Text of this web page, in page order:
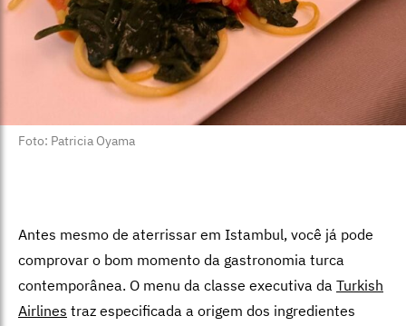
Foto: Patricia Oyama
Antes mesmo de aterrissar em Istambul, você já pode
comprovar o bom momento da gastronomia turca
contemporânea. O menu da classe executiva da Turkish
Airlines traz especificada a origem dos ingredientes